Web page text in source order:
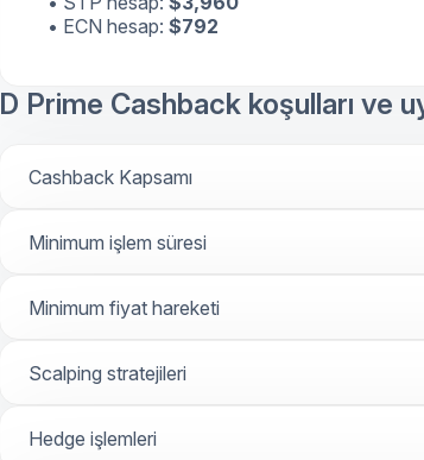
• ECN hesap: $792
D Prime Cashback koşulları ve
Cashback Kapsamı
Minimum işlem süresi
Minimum fiyat hareketi
Scalping stratejileri
Hedge işlemleri